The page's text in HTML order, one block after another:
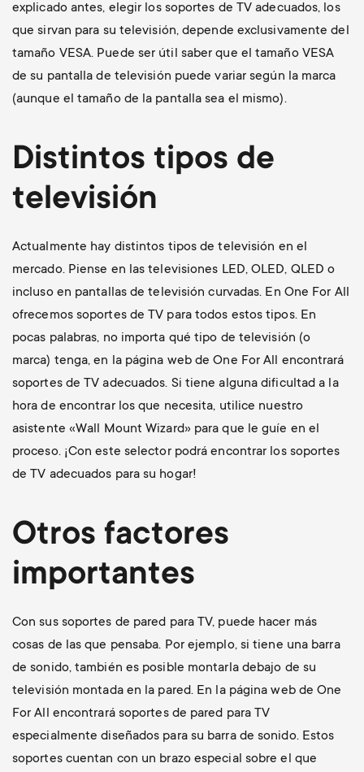
explicado antes, elegir los soportes de TV adecuados, los
que sirvan para su televisión, depende exclusivamente del
tamaño VESA. Puede ser útil saber que el tamaño VESA
de su pantalla de televisión puede variar según la marca
(aunque el tamaño de la pantalla sea el mismo).
Distintos tipos de
televisión
Actualmente hay distintos tipos de televisión en el
mercado. Piense en las televisiones LED, OLED, QLED o
incluso en pantallas de televisión curvadas. En One For All
ofrecemos soportes de TV para todos estos tipos. En
pocas palabras, no importa qué tipo de televisión (o
marca) tenga, en la página web de One For All encontrará
soportes de TV adecuados. Si tiene alguna dificultad a la
hora de encontrar los que necesita, utilice nuestro
asistente «Wall Mount Wizard» para que le guíe en el
proceso. ¡Con este selector podrá encontrar los soportes
de TV adecuados para su hogar!
Otros factores
importantes
Con sus soportes de pared para TV, puede hacer más
cosas de las que pensaba. Por ejemplo, si tiene una barra
de sonido, también es posible montarla debajo de su
televisión montada en la pared. En la página web de One
For All encontrará soportes de pared para TV
especialmente diseñados para su barra de sonido. Estos
soportes cuentan con un brazo especial sobre el que